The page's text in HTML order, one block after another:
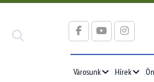
Városunk Hírek